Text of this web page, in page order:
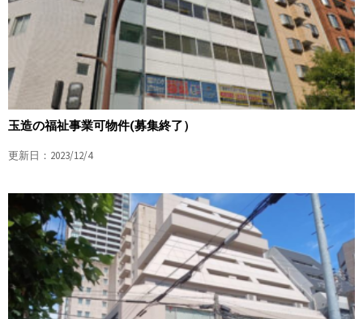
玉造の福祉事業可物件(募集終了）
更新日：2023/12/4